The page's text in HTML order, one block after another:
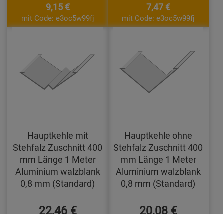
9,15 €
mit Code: e3oc5w99fj
7,47 €
mit Code: e3oc5w99fj
Hauptkehle mit
Stehfalz Zuschnitt 400
mm Länge 1 Meter
Aluminium walzblank
0,8 mm (Standard)
22,46 €
Hauptkehle ohne
Stehfalz Zuschnitt 400
mm Länge 1 Meter
Aluminium walzblank
0,8 mm (Standard)
20,08 €